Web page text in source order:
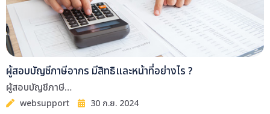
ผู้สอบบัญชีภาษีอากร มีสิทธิและหน้าที่อย่างไร ?
ผู้สอบบัญชีภาษี…
websupport 30 ก.ย. 2024